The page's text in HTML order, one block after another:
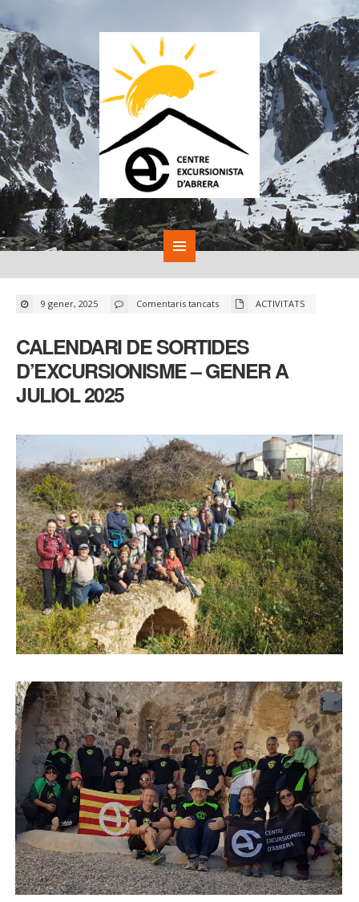
9 gener, 2025 Comentaris tancatsa
CALENDARI
D’EXCURSIONISME
–
GENER
A
JULIOL
2025
ACTIVITATS
CALENDARI DE SORTIDES
D’EXCURSIONISME – GENER A
JULIOL 2025